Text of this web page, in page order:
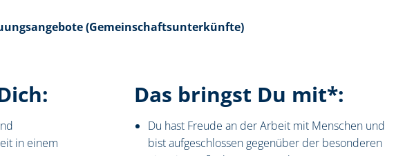
(Gemeinschaftsunterkünfte)
in einem
Das bringst Du mit*:
Du hast Freude an der Arbeit mit Menschen und
bist aufgeschlossen gegenüber der besonderen